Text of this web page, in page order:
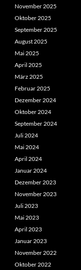
November 2025
Oktober 2025
September 2025
August 2025
Mai 2025
April 2025
März 2025
Februar 2025
Dezember 2024
Oktober 2024
September 2024
Juli 2024
Mai 2024
April 2024
Januar 2024
Dezember 2023
November 2023
Juli 2023
Mai 2023
April 2023
Januar 2023
November 2022
Oktober 2022